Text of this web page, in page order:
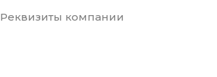
Реквизиты компании